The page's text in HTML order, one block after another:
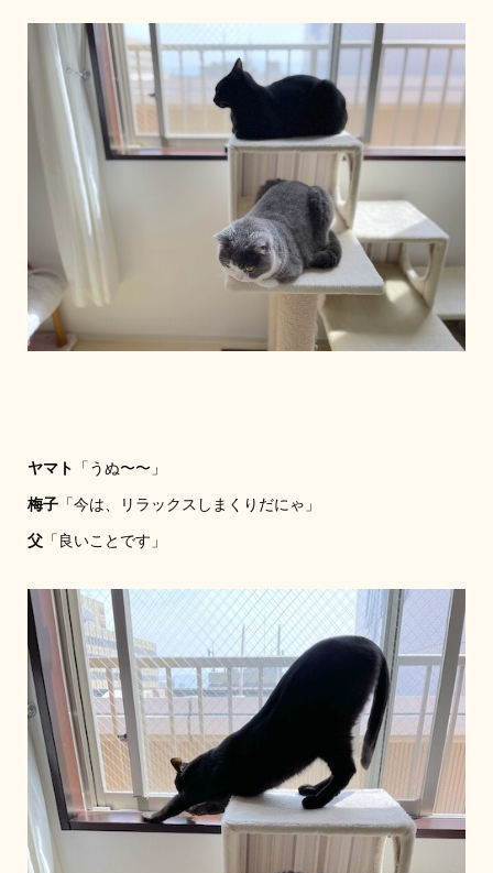
ヤマト 「うぬ〜〜」
梅子「今は、リラックスしまくりだにゃ」
父「良いことです」